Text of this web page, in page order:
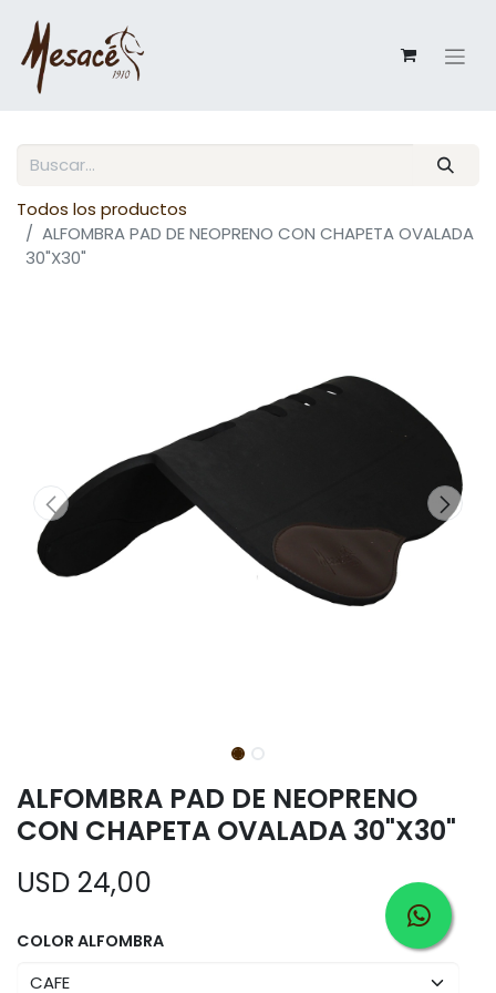
Todos los productos
ALFOMBRA PAD DE NEOPRENO CON CHAPETA OVALADA
30"X30"
ALFOMBRA PAD DE NEOPRENO
CON CHAPETA OVALADA 30"X30"
USD 24,00
COLOR ALFOMBRA